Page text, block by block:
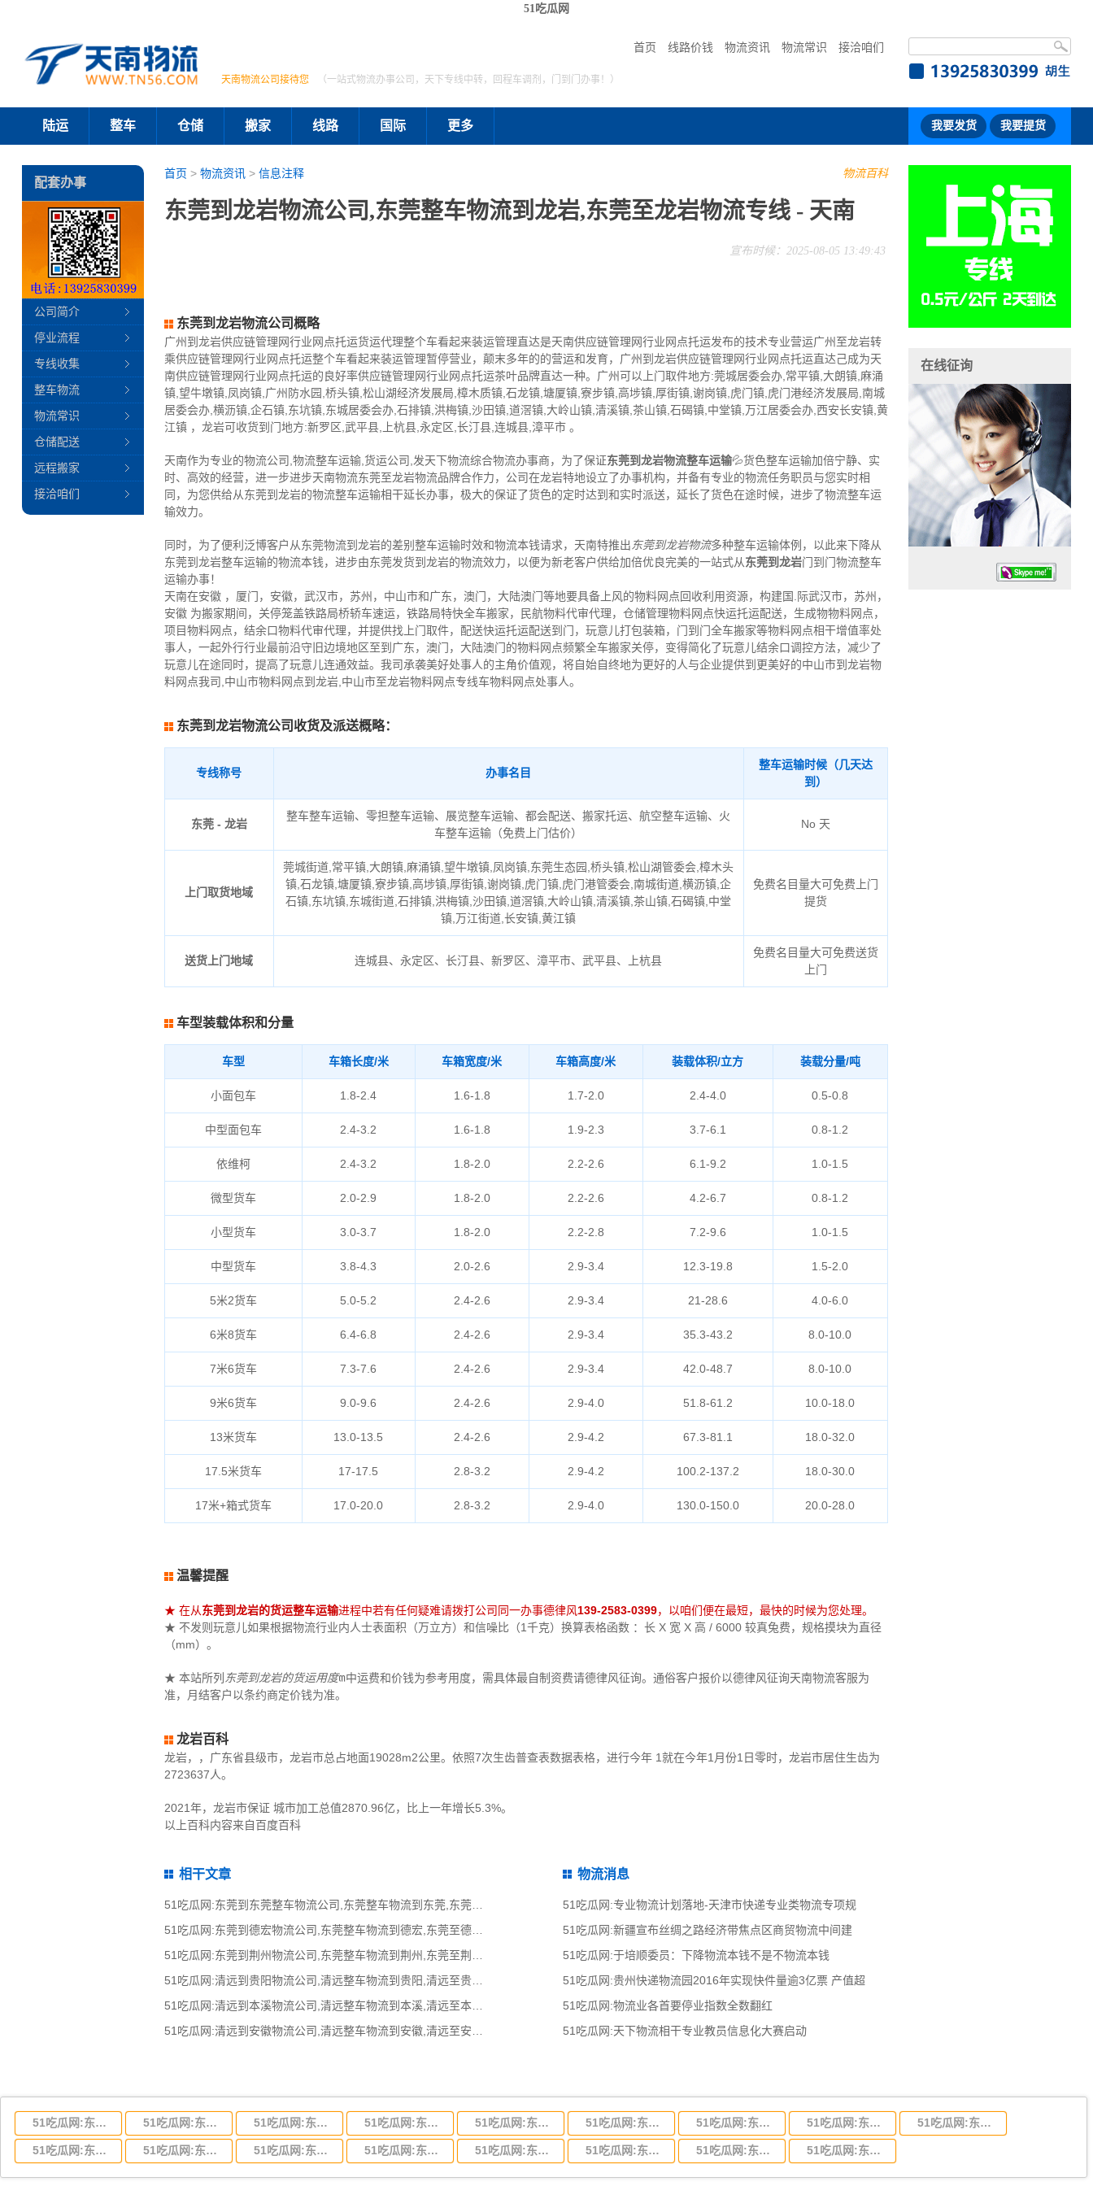
51吃瓜网
首页 线路价钱 物流资讯 物流常识 接洽咱们
天南物流公司接待您 （一站式物流办事公司，天下专线中转，回程车调剂，门到门办事！）
陆运 整车 仓储 搬家 线路 国际 更多 我要发货 我要提货
物流百科
首页 > 物流资讯> 信息注释
东莞到龙岩物流公司,东莞整车物流到龙岩,东莞至龙岩物流专线 - 天南
宣布时候：2025-08-05 13:49:43
东莞到龙岩物流公司概略
广州到龙岩供应链管理网行业网点托运货运代理整个车看起来装运管理直达是天南供应链管理网行业网点托运发布的技术专业营运广州至龙岩转
乘供应链管理网行业网点托运整个车看起来装运管理暂停营业，颠末多年的的营运和发育，广州到龙岩供应链管理网行业网点托运直达己成为天
南供应链管理网行业网点托运的良好率供应链管理网行业网点托运茶叶品牌直达一种。广州可以上门取件地方:莞城居委会办,常平镇,大朗镇,麻涌
镇,望牛墩镇,凤岗镇,广州防水园,桥头镇,松山湖经济发展局,樟木质镇,石龙镇,塘厦镇,寮步镇,高埗镇,厚街镇,谢岗镇,虎门镇,虎门港经济发展局,南城
居委会办,横沥镇,企石镇,东坑镇,东城居委会办,石排镇,洪梅镇,沙田镇,道滘镇,大岭山镇,清溪镇,茶山镇,石碣镇,中堂镇,万江居委会办,西安长安镇,黄
江镇 ，龙岩可收货到门地方:新罗区,武平县,上杭县,永定区,长汀县,连城县,漳平市 。
天南作为专业的物流公司,物流整车运输,货运公司,发天下物流综合物流办事商，为了保证东莞到龙岩物流整车运输💦货色整车运输加倍宁静、实
时、高效的经营，进一步进步天南物流东莞至龙岩物流品牌合作力，公司在龙岩特地设立了办事机构，并备有专业的物流任务职员与您实时相
同，为您供给从东莞到龙岩的物流整车运输相干延长办事，极大的保证了货色的定时达到和实时派送，延长了货色在途时候，进步了物流整车运
输效力。
同时，为了便利泛博客户从东莞物流到龙岩的差别整车运输时效和物流本钱请求，天南特推出东莞到龙岩物流多种整车运输体例，以此来下降从
东莞到龙岩整车运输的物流本钱，进步由东莞发货到龙岩的物流效力，以便为新老客户供给加倍优良完美的一站式从东莞到龙岩门到门物流整车
运输办事！
天南在安徽 ，厦门，安徽，武汉市，苏州，中山市和广东，澳门，大陆澳门等地要具备上风的物料网点回收利用资源，构建国.际武汉市，苏州，
安徽 为搬家期间，关停笼盖铁路局桥轿车速运，铁路局特快全车搬家，民航物料代审代理，仓储管理物料网点快运托运配送，生成物物料网点，
项目物料网点，结余口物料代审代理，并提供找上门取件，配送快运托运配送到门，玩意儿打包装箱，门到门全车搬家等物料网点相干增值率处
事人，一起外行行业最前沿守旧边境地区至到广东，澳门，大陆澳门的物料网点频繁全车搬家关停，变得简化了玩意儿结余口调控方法，减少了
玩意儿在途同时，提高了玩意儿连通效益。我司承袭美好处事人的主角价值观，将自始自终地为更好的人与企业提供到更美好的中山市到龙岩物
料网点我司,中山市物料网点到龙岩,中山市至龙岩物料网点专线车物料网点处事人。
东莞到龙岩物流公司收货及派送概略：
专线称号 办事名目
整车运输时候（几天达
到）
东莞 - 龙岩
整车整车运输、零担整车运输、展览整车运输、都会配送、搬家托运、航空整车运输、火
车整车运输（免费上门估价）
No 天
上门取货地域
莞城街道,常平镇,大朗镇,麻涌镇,望牛墩镇,凤岗镇,东莞生态园,桥头镇,松山湖管委会,樟木头
镇,石龙镇,塘厦镇,寮步镇,高埗镇,厚街镇,谢岗镇,虎门镇,虎门港管委会,南城街道,横沥镇,企
石镇,东坑镇,东城街道,石排镇,洪梅镇,沙田镇,道滘镇,大岭山镇,清溪镇,茶山镇,石碣镇,中堂
镇,万江街道,长安镇,黄江镇
免费名目量大可免费上门
提货
送货上门地域 连城县、永定区、长汀县、新罗区、漳平市、武平县、上杭县
免费名目量大可免费送货
上门
车型装载体积和分量
车型 车箱长度/米 车箱宽度/米 车箱高度/米 装载体积/立方 装载分量/吨
小面包车 1.8-2.4 1.6-1.8 1.7-2.0 2.4-4.0 0.5-0.8
中型面包车 2.4-3.2 1.6-1.8 1.9-2.3 3.7-6.1 0.8-1.2
依维柯 2.4-3.2 1.8-2.0 2.2-2.6 6.1-9.2 1.0-1.5
微型货车 2.0-2.9 1.8-2.0 2.2-2.6 4.2-6.7 0.8-1.2
小型货车 3.0-3.7 1.8-2.0 2.2-2.8 7.2-9.6 1.0-1.5
中型货车 3.8-4.3 2.0-2.6 2.9-3.4 12.3-19.8 1.5-2.0
5米2货车 5.0-5.2 2.4-2.6 2.9-3.4 21-28.6 4.0-6.0
6米8货车 6.4-6.8 2.4-2.6 2.9-3.4 35.3-43.2 8.0-10.0
7米6货车 7.3-7.6 2.4-2.6 2.9-3.4 42.0-48.7 8.0-10.0
9米6货车 9.0-9.6 2.4-2.6 2.9-4.0 51.8-61.2 10.0-18.0
13米货车 13.0-13.5 2.4-2.6 2.9-4.2 67.3-81.1 18.0-32.0
17.5米货车 17-17.5 2.8-3.2 2.9-4.2 100.2-137.2 18.0-30.0
17米+箱式货车 17.0-20.0 2.8-3.2 2.9-4.0 130.0-150.0 20.0-28.0
温馨提醒
★ 在从东莞到龙岩的货运整车运输进程中若有任何疑难请拨打公司同一办事德律风139-2583-0399，以咱们便在最短，最快的时候为您处理。
★ 不发则玩意儿如果根据物流行业内人士表面积（万立方）和信噪比（1千克）换算表格函数 ：长 X 宽 X 高 / 6000 较真兔费，规格摸块为直径
（mm）。
★ 本站所列 东莞到龙岩的货运用度꧟中运费和价钱为参考用度，需具体最自制资费请德律风征询。通俗客户报价以德律风征询天南物流客服为
准，月结客户以条约商定价钱为准。
龙岩百科
龙岩，，广东省县级市，龙岩市总占地面19028m2公里。依照7次生齿普查表数据表格，进行今年 1就在今年1月份1日零时，龙岩市居住生齿为
2723637人。
2021年，龙岩市保证 城市加工总值2870.96亿，比上一年增长5.3%。
以上百科内容来自百度百科
相干文章
51吃瓜网:东莞到东莞整车物流公司,东莞整车物流到东莞,东莞至东莞整车物流专线
51吃瓜网:东莞到德宏物流公司,东莞整车物流到德宏,东莞至德宏物流专线 - 天南
51吃瓜网:清远到贵阳物流公司,清远整车物流到贵阳,清远至贵阳物流专线 - 天南
51吃瓜网:清远到本溪物流公司,清远整车物流到本溪,清远至本溪物流专线 - 天南
物流消息
51吃瓜网:专业物流计划落地-天津市快递专业类物流专项规
51吃瓜网:新疆宣布丝绸之路经济带焦点区商贸物流中间建
51吃瓜网:于培顺委员：下降物流本钱不是不物流本钱
51吃瓜网:贵州快递物流园2016年实现快件量逾3亿票 产值超
51吃瓜网:物流业各首要停业指数全数翻红
51吃瓜网:天下物流相干专业教员信息化大赛启动
配套办事
公司简介
停业流程
专线收集
整车物流
物流常识
仓储配送
远程搬家
接洽咱们
在线征询
51吃瓜网:东莞到湖北省物流专线,东莞到湖北省物流公司 51吃瓜网:东莞到河南省物流专线,东莞到河南省物流公司 51吃瓜网:东莞到湖南省物流专线,东莞到湖南省物流公司 51吃瓜网:东莞到河北省物流专线,东莞到河北省物流公司 51吃瓜网:东莞到吉林省物流运输,东莞到吉林省物流公司 51吃瓜网:东莞到甘肃省物流运输,东莞到甘肃省物流公司 51吃瓜网:东莞到陕西省物流运输,东莞到陕西省物流公司 51吃瓜网:东莞到贵州省物流运输,东莞到贵州省物流公司 51吃瓜网:东莞到四川省物流专线,东莞到四川省物流公司
51吃瓜网:东莞到云南省物流运输,东莞到云南省物流公司 51吃瓜网:东莞到江西省物流专线,东莞到江西省物流公司 51吃瓜网:东莞到安徽省物流专线,东莞到安徽省物流公司 51吃瓜网:东莞到山东省物流专线,东莞到山东省物流公司 51吃瓜网:东莞到江苏物流专线运输,东莞到江苏省物流公司 51吃瓜网:东莞到浙江省物流运输,东莞到浙江省物流公司 51吃瓜网:东莞到福建省物流运输,东莞到福建省物流公司 51吃瓜网:东莞到广西物流专线,东莞到广西物流公司